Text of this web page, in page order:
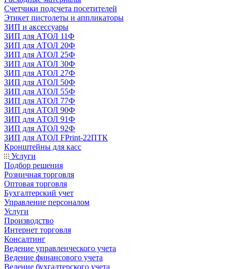
Счетчики подсчета посетителей
Этикет пистолеты и аппликаторы
ЗИП и аксессуары
ЗИП для АТОЛ 11Ф
ЗИП для АТОЛ 20Ф
ЗИП для АТОЛ 25Ф
ЗИП для АТОЛ 30Ф
ЗИП для АТОЛ 27Ф
ЗИП для АТОЛ 50Ф
ЗИП для АТОЛ 55Ф
ЗИП для АТОЛ 77Ф
ЗИП для АТОЛ 90Ф
ЗИП для АТОЛ 91Ф
ЗИП для АТОЛ 92Ф
ЗИП для АТОЛ FPrint-22ПТК
Кронштейны для касс
Услуги
Подбор решения
Розничная торговля
Оптовая торговля
Бухгалтерский учет
Управление персоналом
Услуги
Производство
Интернет торговля
Консалтинг
Ведение управленческого учета
Ведение финансового учета
Ведение бухгалтерского учета